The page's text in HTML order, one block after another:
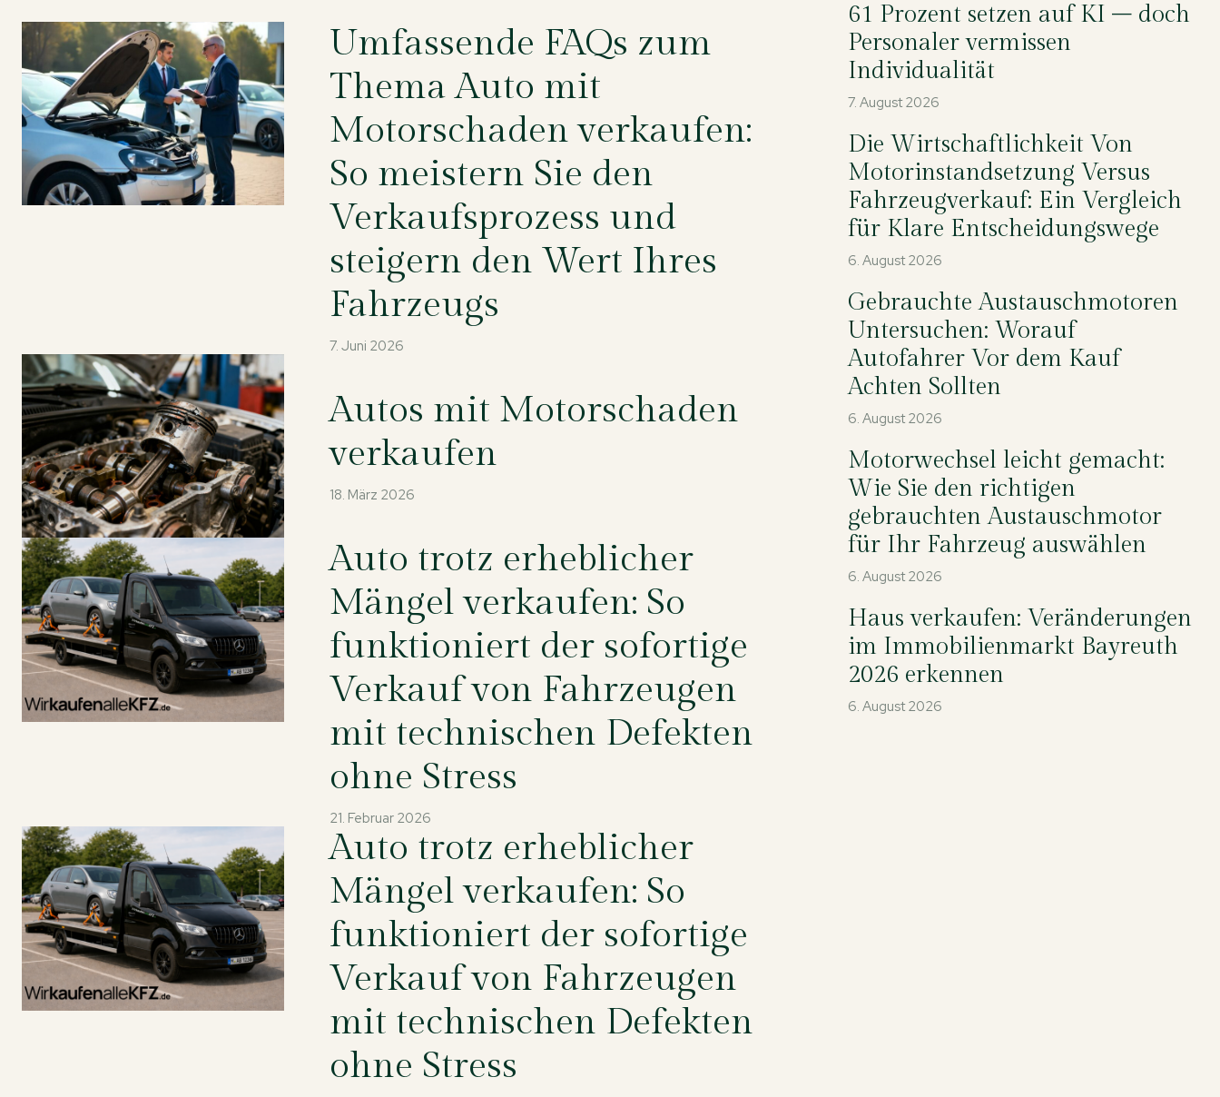
Umfassende FAQs zum
Thema Auto mit
Motorschaden verkaufen:
So meistern Sie den
Verkaufsprozess und
steigern den Wert Ihres
Fahrzeugs
7. Juni 2026
Autos mit Motorschaden
verkaufen
18. März 2026
Auto trotz erheblicher
Mängel verkaufen: So
funktioniert der sofortige
Verkauf von Fahrzeugen
mit technischen Defekten
ohne Stress
21. Februar 2026
Auto trotz erheblicher
Mängel verkaufen: So
funktioniert der sofortige
Verkauf von Fahrzeugen
mit technischen Defekten
ohne Stress
61 Prozent setzen auf KI – doch
Personaler vermissen
Individualität
7. August 2026
Die Wirtschaftlichkeit Von
Motorinstandsetzung Versus
Fahrzeugverkauf: Ein Vergleich
für Klare Entscheidungswege
6. August 2026
Gebrauchte Austauschmotoren
Untersuchen: Worauf
Autofahrer Vor dem Kauf
Achten Sollten
6. August 2026
Motorwechsel leicht gemacht:
Wie Sie den richtigen
gebrauchten Austauschmotor
für Ihr Fahrzeug auswählen
6. August 2026
Haus verkaufen: Veränderungen
im Immobilienmarkt Bayreuth
2026 erkennen
6. August 2026